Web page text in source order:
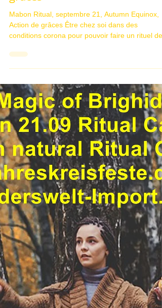
Mabon Ritual, septembre 21,
Autumn Equinox, Action de
grâces
Mabon Ritual, septembre 21, Autumn Equinox,
Action de grâces Être chez soi dans des
la...